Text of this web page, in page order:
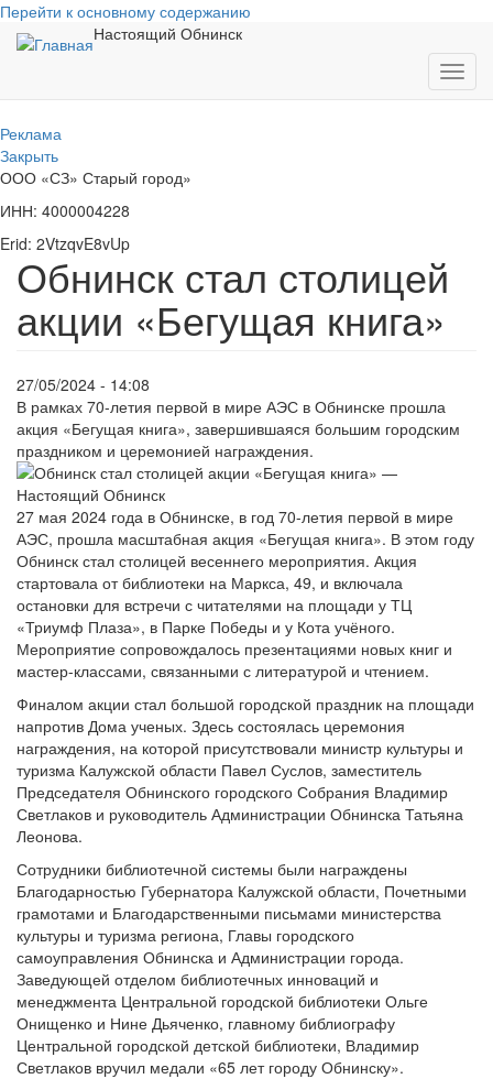
Перейти к основному содержанию
Настоящий Обнинск
Реклама
Закрыть
ООО «СЗ» Старый город»
ИНН: 4000004228
Erid: 2VtzqvE8vUp
Обнинск стал столицей
акции «Бегущая книга»
27/05/2024 - 14:08
В рамках 70-летия первой в мире АЭС в Обнинске прошла
акция «Бегущая книга», завершившаяся большим городским
праздником и церемонией награждения.
27 мая 2024 года в Обнинске, в год 70-летия первой в мире
АЭС, прошла масштабная акция «Бегущая книга». В этом году
Обнинск стал столицей весеннего мероприятия. Акция
стартовала от библиотеки на Маркса, 49, и включала
остановки для встречи с читателями на площади у ТЦ
«Триумф Плаза», в Парке Победы и у Кота учёного.
Мероприятие сопровождалось презентациями новых книг и
мастер-классами, связанными с литературой и чтением.
Финалом акции стал большой городской праздник на площади
напротив Дома ученых. Здесь состоялась церемония
награждения, на которой присутствовали министр культуры и
туризма Калужской области Павел Суслов, заместитель
Председателя Обнинского городского Собрания Владимир
Светлаков и руководитель Администрации Обнинска Татьяна
Леонова.
Сотрудники библиотечной системы были награждены
Благодарностью Губернатора Калужской области, Почетными
грамотами и Благодарственными письмами министерства
культуры и туризма региона, Главы городского
самоуправления Обнинска и Администрации города.
Заведующей отделом библиотечных инноваций и
менеджмента Центральной городской библиотеки Ольге
Онищенко и Нине Дьяченко, главному библиографу
Центральной городской детской библиотеки, Владимир
Светлаков вручил медали «65 лет городу Обнинску».